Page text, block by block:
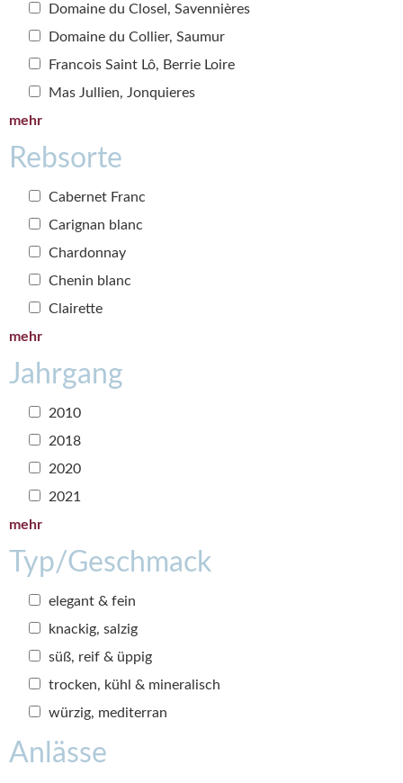
Domaine du Closel, Savennières
Domaine du Collier, Saumur
Francois Saint Lô, Berrie Loire
Mas Jullien, Jonquieres
mehr
Rebsorte
Cabernet Franc
Carignan blanc
Chardonnay
Chenin blanc
Clairette
mehr
Jahrgang
2010
2018
2020
2021
mehr
Typ/Geschmack
elegant & fein
knackig, salzig
süß, reif & üppig
trocken, kühl & mineralisch
würzig, mediterran
Anlässe